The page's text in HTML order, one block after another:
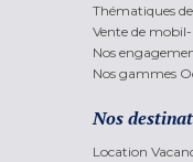
Thématiques
Vente de
Nos
Nos gammes
Nos
Location